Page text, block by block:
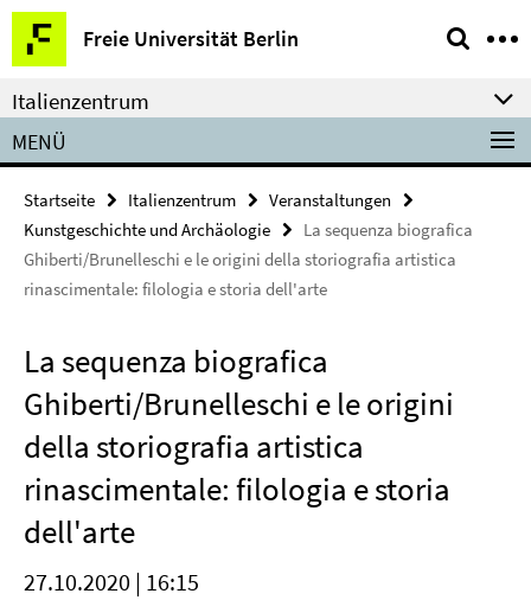
Springe
direkt
zu
Inhalt
Freie Universität Berlin
Service-
Navigation
Italienzentrum
MENÜ
Startseite Italienzentrum
Veranstaltungen
Kunstgeschichte und Archäologie
La sequenza biografica
Ghiberti/Brunelleschi e le origini della storiografia artistica
rinascimentale: filologia e storia dell'arte
La sequenza biografica
Ghiberti/Brunelleschi e le origini
della storiografia artistica
rinascimentale: filologia e storia
dell'arte
27.10.2020 | 16:15